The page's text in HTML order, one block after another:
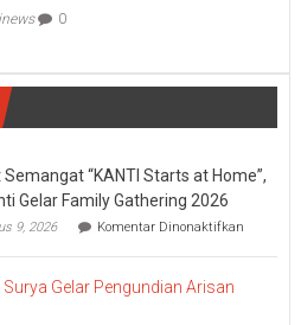
0
“KANTI Starts at Home”,
Gelar Family Gathering 2026
9, 2026 Komentar Dinonaktifkan